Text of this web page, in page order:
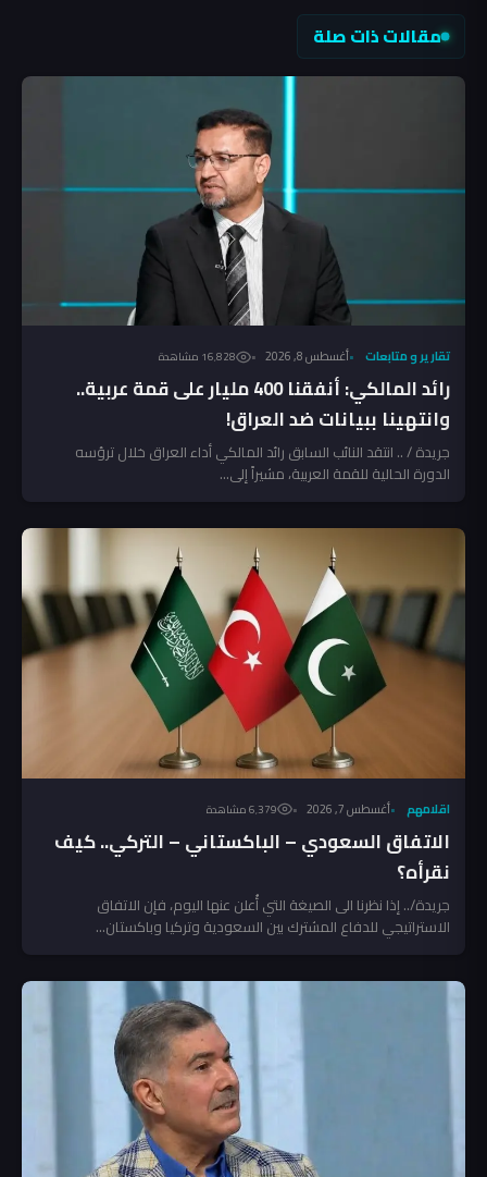
مقالات ذات صلة
تقارير و متابعات أغسطس 8, 2026 16٬828 مشاهدة
رائد المالكي: أنفقنا 400 مليار على قمة عربية..
وانتهينا ببيانات ضد العراق!
جريدة / .. انتقد النائب السابق رائد المالكي أداء العراق خلال ترؤسه
الدورة الحالية للقمة العربية، مشيراً إلى...
اقلامهم أغسطس 7, 2026 6٬379 مشاهدة
الاتفاق السعودي – الباكستاني – التركي.. كيف
نقرأه؟
جريدة/.. إذا نظرنا الى الصيغة التي أُعلن عنها اليوم، فإن الاتفاق
الاستراتيجي للدفاع المشترك بين السعودية وتركيا وباكستان...